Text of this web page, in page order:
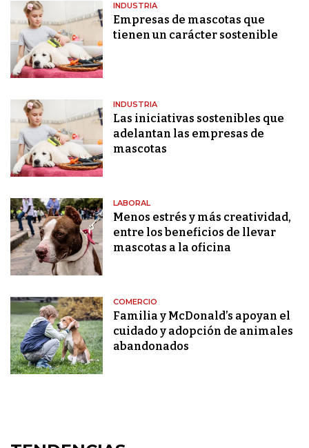
INDUSTRIA
Empresas de mascotas que
tienen un carácter sostenible
INDUSTRIA
Las iniciativas sostenibles que
adelantan las empresas de
mascotas
LABORAL
Menos estrés y más creatividad,
entre los beneficios de llevar
mascotas a la oficina
COMERCIO
Familia y McDonald’s apoyan el
cuidado y adopción de animales
abandonados